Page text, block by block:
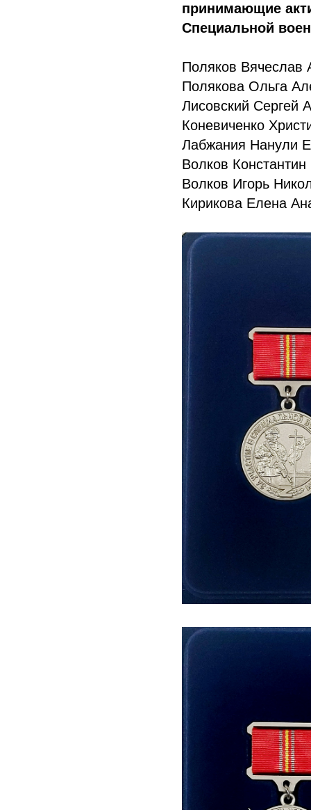
принимающие
Специальной
Поляков Вячеслав
Полякова Ольга
Лисовский Сергей
Коневиченко
Лабжания Нанули
Волков
Волков Игорь
Кирикова Елена